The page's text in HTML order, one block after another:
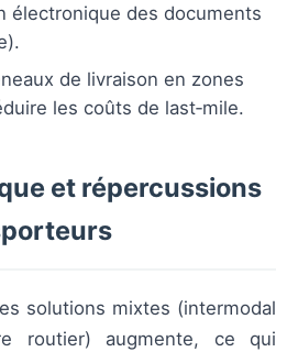
électronique des documents
de livraison en zones
les coûts de last‑mile.
et répercussions
solutions mixtes (intermodal
routier) augmente, ce qui